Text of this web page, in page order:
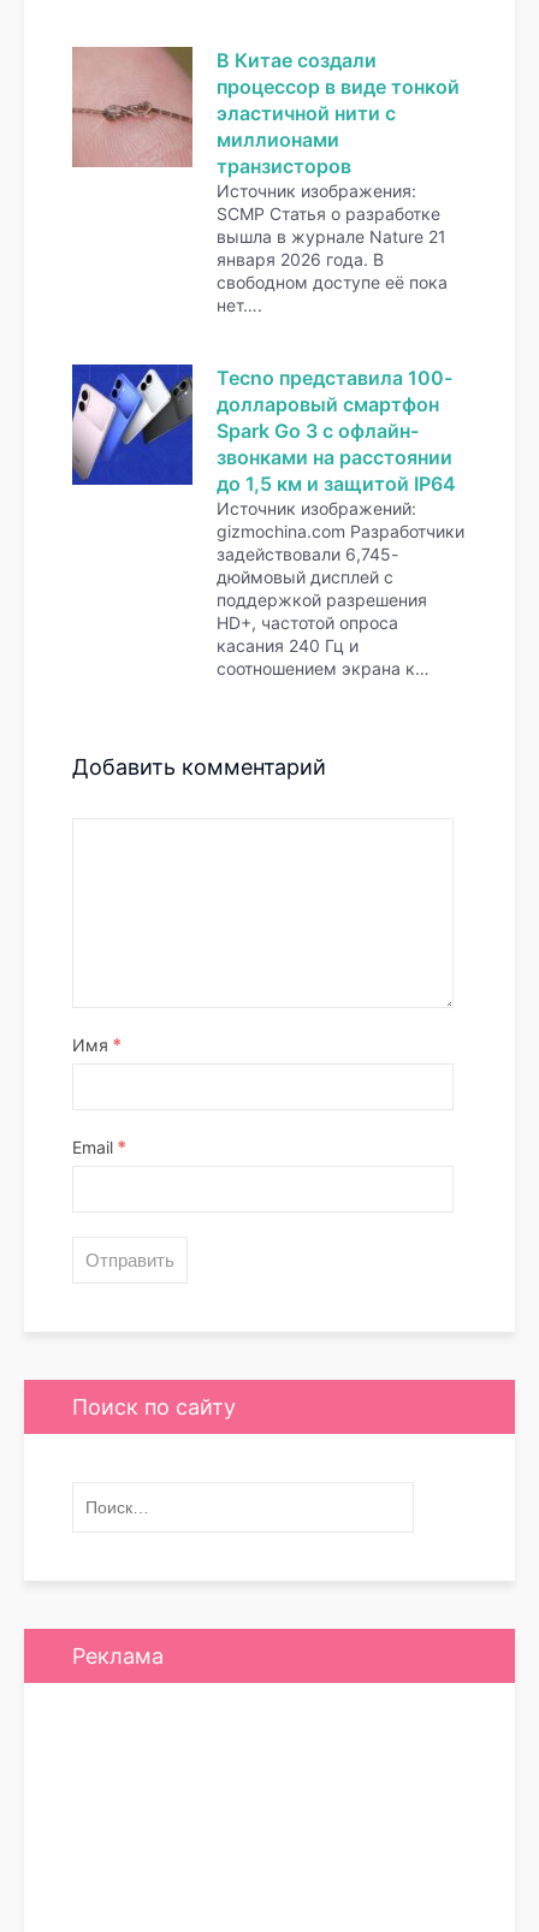
В Китае создали
процессор в виде тонкой
эластичной нити с
миллионами
транзисторов
Источник изображения:
SCMP Статья о разработке
вышла в журнале Nature 21
января 2026 года. В
свободном доступе её пока
нет….
Tecno представила 100-
долларовый смартфон
Spark Go 3 с офлайн-
звонками на расстоянии
до 1,5 км и защитой IP64
Источник изображений:
gizmochina.com Разработчики
задействовали 6,745-
дюймовый дисплей с
поддержкой разрешения
HD+, частотой опроса
касания 240 Гц и
соотношением экрана к…
Добавить комментарий
Имя *
Email *
Поиск по сайту
Реклама